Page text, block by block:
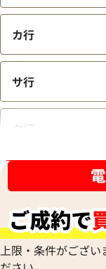
カ行
サ行
タ行
ハ行
上限・条件がござい